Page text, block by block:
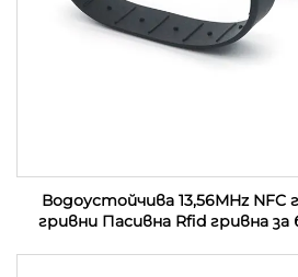
Водоустойчива 13,56MHz NFC
гривни Пасивна Rfid гривна за